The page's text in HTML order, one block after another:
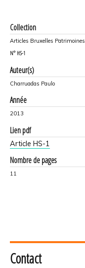
Collection
Articles Bruxelles Patrimoines
N° HS-1
Auteur(s)
Charruadas Paulo
Année
2013
Lien pdf
Article HS-1
Nombre de pages
11
Contact